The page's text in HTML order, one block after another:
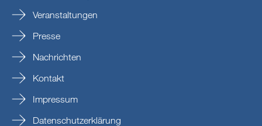
Veranstaltungen
Presse
Nachrichten
Kontakt
Impressum
Datenschutzerklärung